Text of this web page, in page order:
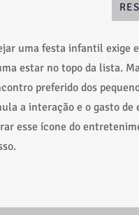
uma festa infantil exige
estar no topo da lista.
preferido dos
a interação e o gasto de
esse ícone do